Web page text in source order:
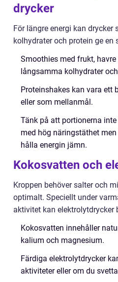
drycker
För längre energi kan drycker
kolhydrater och protein ge en
Smoothies med frukt,
långsamma kolhydrater
Proteinshakes kan vara ett
eller som mellanmål.
Tänk på att portionerna
med hög näringstäthet
hålla energin jämn.
Kokosvatten och
Kroppen behöver salter och
optimalt. Speciellt under
aktivitet kan elektrolytdrycker
Kokosvatten innehåller
kalium och magnesium.
Färdiga elektrolytdrycker
aktiviteter eller om du